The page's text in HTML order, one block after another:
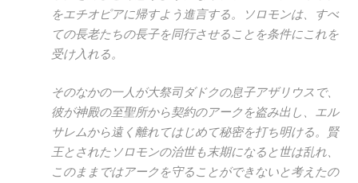
をエチオピアに帰すよう進言する。ソロモンは、すべ
ての長老たちの長子を同行させることを条件にこれを
受け入れる。
そのなかの一人が大祭司ダドクの息子アザリウスで、
彼が神殿の至聖所から契約のアークを盗み出し、エル
サレムから遠く離れてはじめて秘密を打ち明ける。賢
王とされたソロモンの治世も末期になると世は乱れ、
このままではアークを守ることができないと考えたの